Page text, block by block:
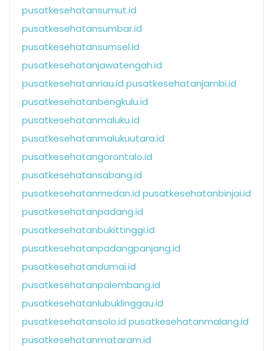
pusatkesehatansumut.id
pusatkesehatansumbar.id
pusatkesehatansumsel.id
pusatkesehatanjawatengah.id
pusatkesehatanriau.id pusatkesehatanjambi.id
pusatkesehatanbengkulu.id
pusatkesehatanmaluku.id
pusatkesehatanmalukuutara.id
pusatkesehatangorontalo.id
pusatkesehatansabang.id
pusatkesehatanmedan.id pusatkesehatanbinjai.id
pusatkesehatanpadang.id
pusatkesehatanbukittinggi.id
pusatkesehatanpadangpanjang.id
pusatkesehatandumai.id
pusatkesehatanpalembang.id
pusatkesehatanlubuklinggau.id
pusatkesehatansolo.id pusatkesehatanmalang.id
pusatkesehatanmataram.id